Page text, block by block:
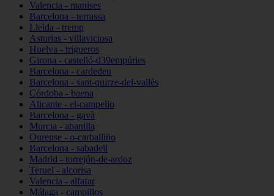
Valencia - manises
Barcelona - terrassa
Lleida - tremp
Asturias - villaviciosa
Huelva - trigueros
Girona - castelló-d39empúries
Barcelona - cardedeu
Barcelona - sant-quirze-del-vallès
Córdoba - baena
Alicante - el-campello
Barcelona - gavà
Murcia - abanilla
Ourense - o-carballiño
Barcelona - sabadell
Madrid - torrejón-de-ardoz
Teruel - alcorisa
Valencia - alfafar
Málaga - campillos